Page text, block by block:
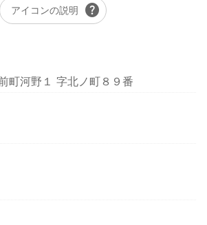
アイコンの説明 help
町河野１ 字北ノ町８９番